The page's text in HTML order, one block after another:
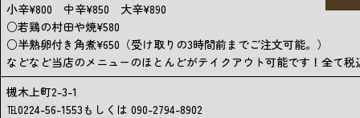
小辛¥800 中辛¥850 大辛¥890
○若鶏の村田や焼¥580
○半熟卵付き角煮¥650（受け取りの3時間前までご注文可能。）
などなど当店のメニューのほとんどがテイクアウト可能です！全て税
槻木上町2-3-1
℡0224-56-1553もしくは 090-2794-8902